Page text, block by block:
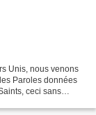
Unis, nous venons
Paroles données
ceci sans